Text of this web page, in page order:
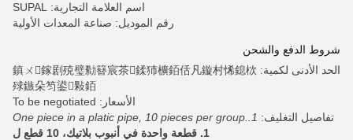
اسم العلامة التجارية: SUPAL
رقم الموديل: صناعة المعدات الأولية
شروط الدفع والشحن
الحد الأدنى لكمية: 鎮ㄨ鎵剧殑璧勬簮宸茶鍒犻櫎銆佸凡鏇村悕鎴栨
殏鏃朵笉鍙敤銆
الأسعار: To be negotiated
تفاصيل التغليف: 1.One piece in a platic pipe, 10 pieces per group.
1. قطعة واحدة في أنبوب بلاتيك، 10 قطع ل